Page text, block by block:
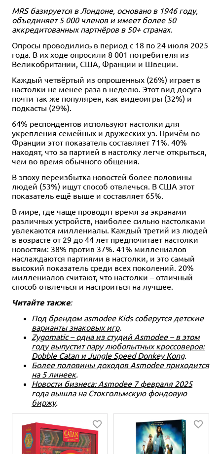
MRS базируется в Лондоне, основано в 1946 году,
объединяет 5 000 членов и имеет более 50
аккредитованных партнёров в 50+ странах.
Опросы проводились в период с 18 по 24 июля 2025
года. В их ходе опросили 8 001 потребителя из
Великобритании, США, Франции и Швеции.
Каждый четвёртый из опрошенных (26%) играет в
настолки не менее раза в неделю. Этот вид досуга
почти так же популярен, как видеоигры (32%) и
подкасты (29%).
64% респондентов используют настолки для
укрепления семейных и дружеских уз. Причём во
Франции этот показатель составляет 71%. 40%
находят, что за партией в настолку легче открыться,
чем во время обычного общения.
В эпоху переизбытка новостей более половины
людей (53%) ищут способ отвлечься. В США этот
показатель ещё выше и составляет 65%.
В мире, где чаще проводят время за экранами
различных устройств, наиболее сильно настолками
увлекаются миллениалы. Каждый третий из людей
в возрасте от 29 до 44 лет предпочитает настолки
новостям: 38% против 37%. 41% миллениалов
наслаждаются партиями в настолки, и это самый
высокий показатель среди всех поколений. 20%
миллениалов считают, что настолки – отличный
способ отвлечься и настроиться на лучшее.
Читайте также:
Под брендом asmodee Kids соберутся детские
варианты знаковых игр.
Zygomatic – одна из студий Asmodee – в этом
году выпустит пару любопытных кроссоверов:
Dobble Catan и Jungle Speed Donkey Kong.
Более половины доходов Asmodee приходится
на 5 линеек.
Новости бизнеса: Asmodee 7 февраля 2025
года вышла на Стокгольмскую фондовую
биржу.